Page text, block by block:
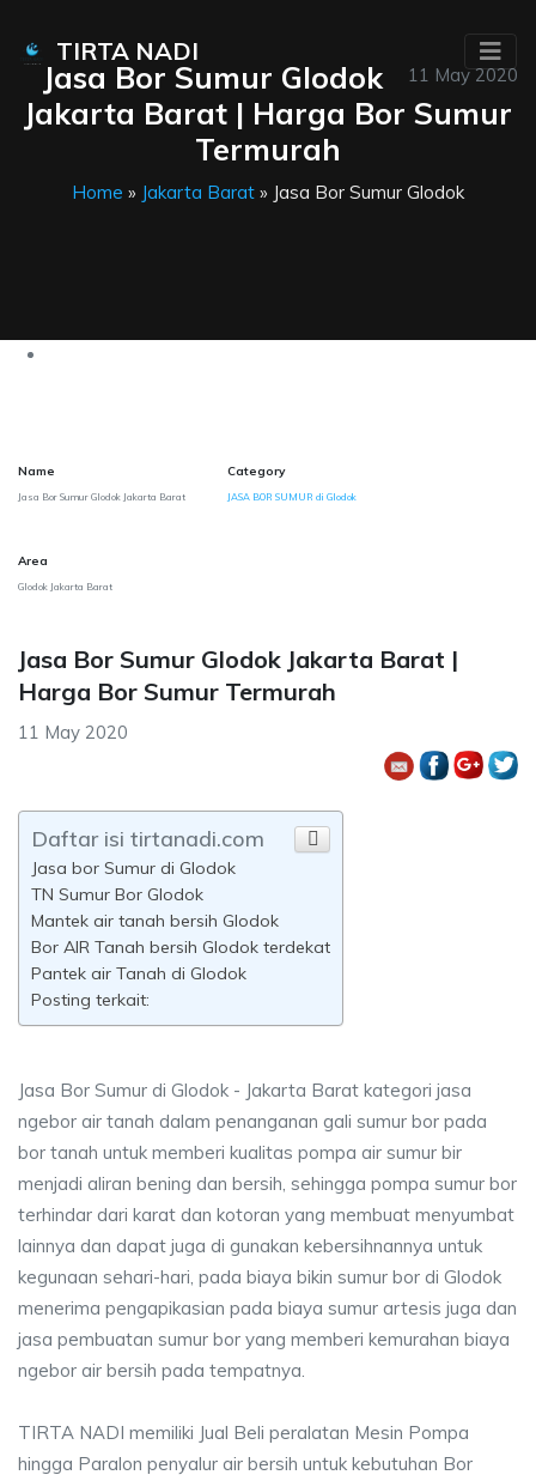
TIRTA NADI
11 May 2020
Jasa Bor Sumur Glodok
Jakarta Barat | Harga Bor Sumur
Termurah
Home » Jakarta Barat » Jasa Bor Sumur Glodok
Name
Jasa Bor Sumur Glodok Jakarta Barat
Category
JASA BOR SUMUR di Glodok
Area
Glodok Jakarta Barat
Jasa Bor Sumur Glodok Jakarta Barat |
Harga Bor Sumur Termurah
11 May 2020
Daftar isi tirtanadi.com
Jasa bor Sumur di Glodok
TN Sumur Bor Glodok
Mantek air tanah bersih Glodok
Bor AIR Tanah bersih Glodok terdekat
Pantek air Tanah di Glodok
Posting terkait:
Jasa Bor Sumur di Glodok - Jakarta Barat kategori jasa
ngebor air tanah dalam penanganan gali sumur bor pada
bor tanah untuk memberi kualitas pompa air sumur bir
menjadi aliran bening dan bersih, sehingga pompa sumur bor
terhindar dari karat dan kotoran yang membuat menyumbat
lainnya dan dapat juga di gunakan kebersihnannya untuk
kegunaan sehari-hari, pada biaya bikin sumur bor di Glodok
menerima pengapikasian pada biaya sumur artesis juga dan
jasa pembuatan sumur bor yang memberi kemurahan biaya
ngebor air bersih pada tempatnya.
TIRTA NADI memiliki Jual Beli peralatan Mesin Pompa
hingga Paralon penyalur air bersih untuk kebutuhan Bor